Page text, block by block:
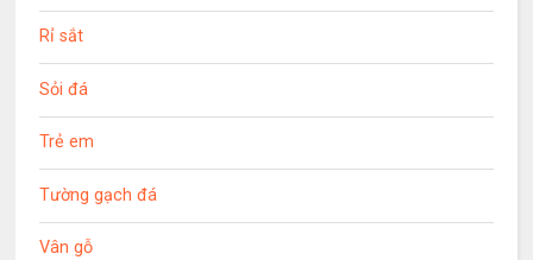
Rỉ sắt
Sỏi đá
Trẻ em
Tường gạch đá
Vân gỗ